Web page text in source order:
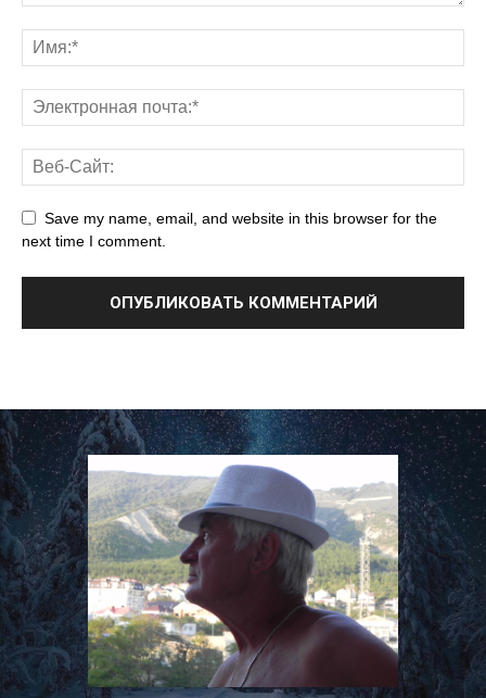
Save my name, email, and website in this browser for the
next time I comment.